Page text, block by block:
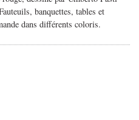
banquettes, tables et
dans différents coloris.